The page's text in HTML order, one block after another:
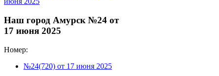
Наш город Амурск №24 от
17 июня 2025
Номер:
№24(720) от 17 июня 2025